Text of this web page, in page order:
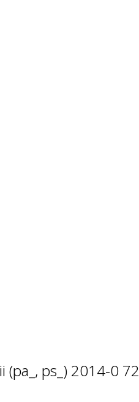
ps_) 2014-0